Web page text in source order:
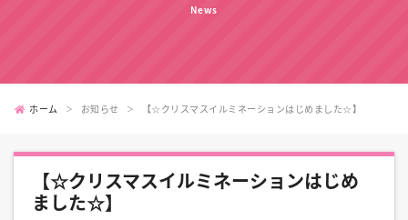
News
ホーム お知らせ 【☆クリスマスイルミネーションはじめました☆】
【☆クリスマスイルミネーションはじめ
ました☆】